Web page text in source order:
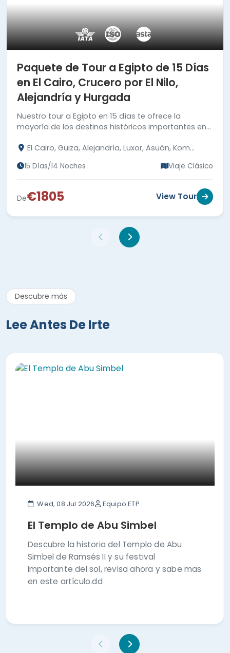
Paquete de Tour a Egipto de 15 Días
en El Cairo, Crucero por El Nilo,
Alejandría y Hurgada
Nuestro tour a Egipto en 15 días te ofrece la
mayoría de los destinos históricos importantes en
Rojo.El Cairo, Guiza, Alejandría, Luxor, Asuán, Kom
15 Días/14 Noches Viaje Clásico
De€1805 View Tour
Descubre más
Lee Antes De Irte
Wed, 08 Jul 2026 Equipo ETP
El Templo de Abu Simbel
Descubre la historia del Templo de Abu
Simbel de Ramsés II y su festival
importante del sol, revisa ahora y sabe mas
en este artículo.dd